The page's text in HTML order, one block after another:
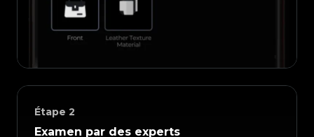
Étape 2
Examen par des experts